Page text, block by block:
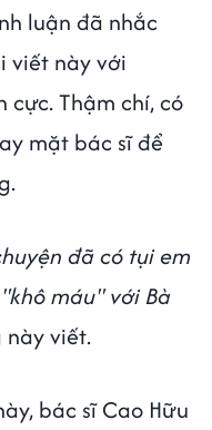
luận đã nhắc
viết này với
Thậm chí, có
mặt bác sĩ để
đã có tụi em
máu" với Bà
này viết.
bác sĩ Cao Hữu